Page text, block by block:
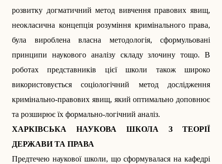
розвитку догматичний метод вивчення правових явищ,
неокласична концепція розуміння кримінального права,
була вироблена власна методологія, сформульовані
принципи наукового аналізу складу злочину тощо. В
роботах представників цієї школи також широко
використовується соціологічний метод дослідження
кримінально-правових явищ, який оптимально доповнює
та розширює їх формально-логічний аналіз.
ХАРКІВСЬКА НАУКОВА ШКОЛА З ТЕОРІЇ
ДЕРЖАВИ ТА ПРАВА
Предтечею наукової школи, що сформувалася на кафедрі